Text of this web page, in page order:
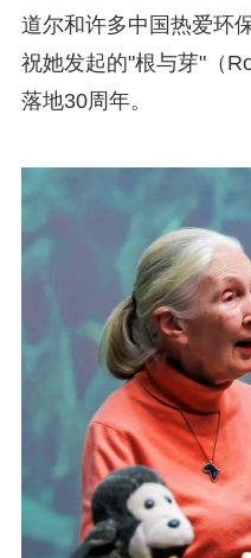
道尔和许多中国热爱环
祝她发起的"根与芽"（
落地30周年。